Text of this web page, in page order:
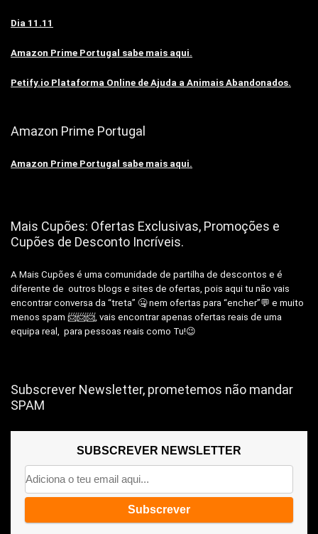
Dia 11.11
Amazon Prime Portugal sabe mais aqui.
Petify.io Plataforma Online de Ajuda a Animais Abandonados.
Amazon Prime Portugal
Amazon Prime Portugal sabe mais aqui.
Mais Cupões: Ofertas Exclusivas, Promoções e
Cupões de Desconto Incríveis.
A Mais Cupões é uma comunidade de partilha de descontos e é
diferente de outros blogs e sites de ofertas, pois aqui tu não vais
encontrar conversa da “treta” 🤐 nem ofertas para “encher”💬 e muito
menos spam 📨📨📨, vais encontrar apenas ofertas reais de uma
equipa real, para pessoas reais como Tu!😉
Subscrever Newsletter, prometemos não mandar
SPAM
SUBSCREVER NEWSLETTER